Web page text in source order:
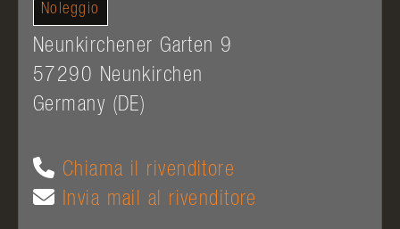
Noleggio
Neunkirchener Garten 9
57290 Neunkirchen
Germany (DE)
Chiama il rivenditore
Invia mail al rivenditore